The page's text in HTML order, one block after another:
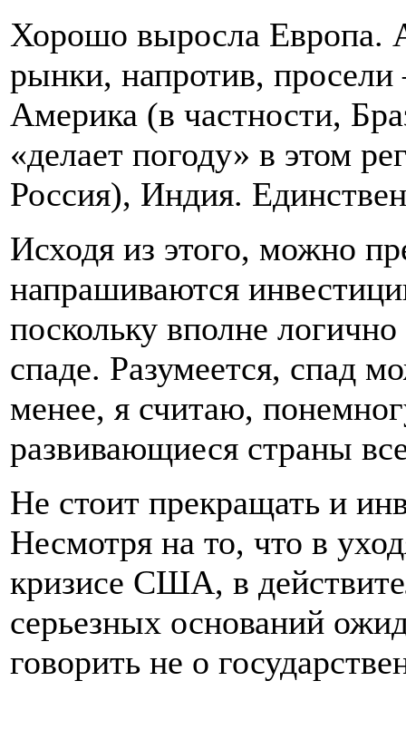
Хорошо выросла Европа.
рынки, напротив, просели
Америка (в частности,
«делает погоду» в этом
Россия), Индия.
Исходя из этого, можно
напрашиваются
поскольку вполне
спаде. Разумеется, спад
менее, я считаю,
развивающиеся страны
Не стоит прекращать и
Несмотря на то, что в
кризисе США, в
серьезных оснований
говорить не о